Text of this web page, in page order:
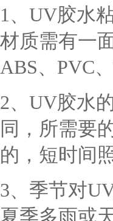
1、UV胶水
材质需有一
ABS、PVC
2、 UV胶水
同，所需要
的，短时间
3、季节对
夏季多雨或